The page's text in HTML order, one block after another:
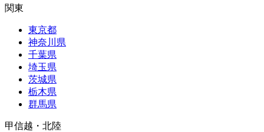
関東
東京都
神奈川県
千葉県
埼玉県
茨城県
栃木県
群馬県
甲信越・北陸